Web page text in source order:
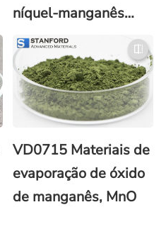
níquel-manganês
(Ni/Mn)
VD0715 Materiais de
evaporação de óxido
de manganês, MnO